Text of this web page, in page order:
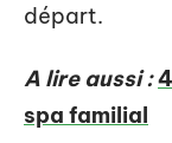
départ.
A lire aussi :
spa familial